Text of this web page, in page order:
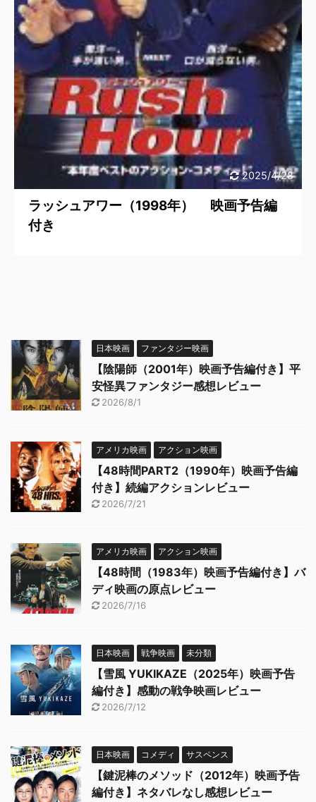
2025/4/28
ラッシュアワー（1998年） 映画予告編
付き
日本映画 ファンタジー映画
【陰陽師（2001年）映画予告編付き】平
安怪異ファンタジー感想レビュー
2026/8/1
アメリカ映画 アクション映画
【48時間PART2（1990年）映画予告編
付き】続編アクションレビュー
2026/7/21
アメリカ映画 アクション映画
【48時間（1983年）映画予告編付き】バ
ディ映画の原点レビュー
2026/7/16
日本映画 戦争映画 未分類
【雪風 YUKIKAZE（2025年）映画予告
編付き】感動の戦争映画レビュー
2026/7/12
日本映画 コメディ サスペンス
【鍵泥棒のメソッド（2012年）映画予告
編付き】ネタバレなし感想レビュー